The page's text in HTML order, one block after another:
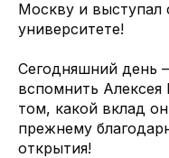
Москву и выступал
университете!
Сегодняшний день
вспомнить
том, какой вклад
прежнему
открытия!